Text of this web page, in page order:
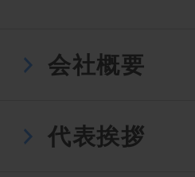
会社概要
代表挨拶